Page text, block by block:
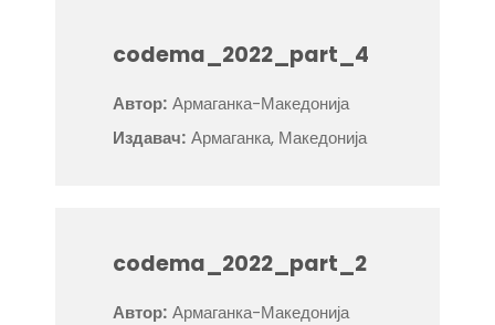
codema_2022_part_4
Автор: Армаганка-Македонија
Издавач: Армаганка, Македонија
codema_2022_part_2
Автор: Армаганка-Македонија